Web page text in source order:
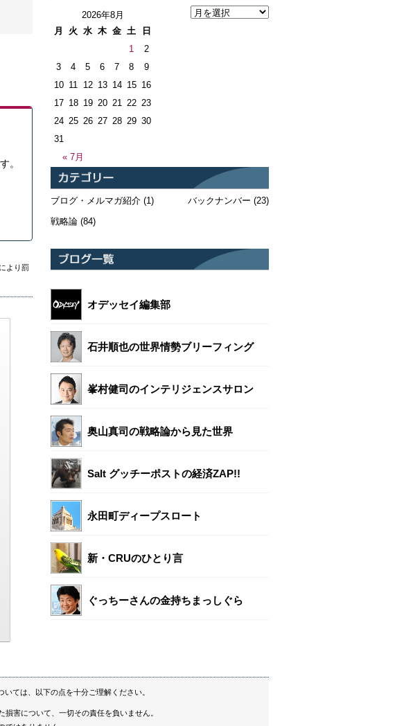
。
より罰
2026年8月
月
火 水 木 金 土 日
« 7月
1
2
3
4 5 6 7 8
9
10 11 12 13 14 15 16
17 18 19 20 21 22 23
24 25 26 27 28 29 30
31
ブログ・メルマガ紹介 (1)
戦略論 (84)
バックナンバー (23)
オデッセイ編集部
石井順也の世界情勢ブリーフィング
峯村健司のインテリジェンスサロン
奥山真司の戦略論から見た世界
Salt グッチーポストの経済ZAP!!
永田町ディープスロート
新・CRUのひとり言
ぐっちーさんの金持ちまっしぐら
ては、以下の点を十分ご理解ください。
害について、一切その責任を負いません。